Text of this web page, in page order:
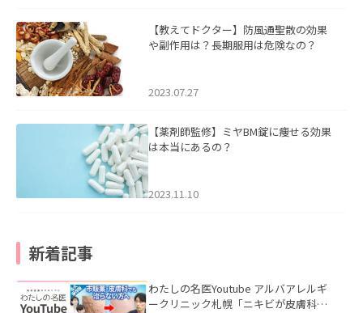
【教えてドクター】防風通聖散の効果
や副作用は？長期服用は危険なの？
2023.07.27
【薬剤師監修】ミヤBM錠に痩せる効果
は本当にあるの？
2023.11.10
新着記事
わたしの名医Youtube アルバアレルギ
ークリニック札幌「ニキビが皮膚科で